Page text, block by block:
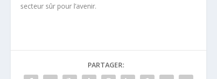
secteur sûr pour l’avenir.
PARTAGER: